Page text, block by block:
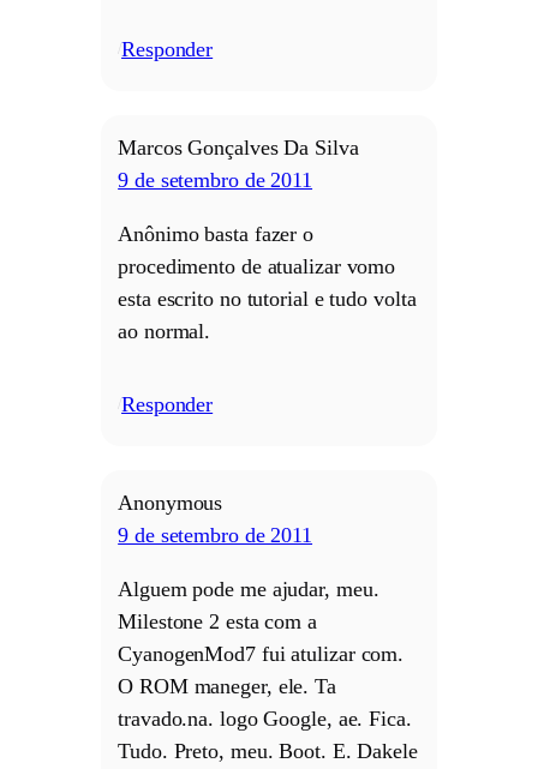
Responder
Marcos Gonçalves Da Silva
9 de setembro de 2011
Anônimo basta fazer o
procedimento de atualizar vomo
esta escrito no tutorial e tudo volta
ao normal.
Responder
Anonymous
9 de setembro de 2011
Alguem pode me ajudar, meu.
Milestone 2 esta com a
CyanogenMod7 fui atulizar com.
O ROM maneger, ele. Ta
travado.na. logo Google, ae. Fica.
Tudo. Preto, meu. Boot. E. Dakele